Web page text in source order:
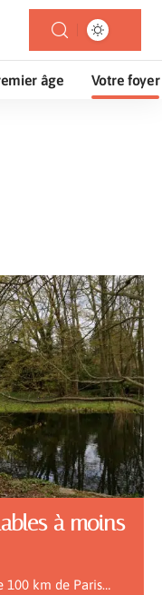
âge Votre foyer
à moins
100 km de Paris…